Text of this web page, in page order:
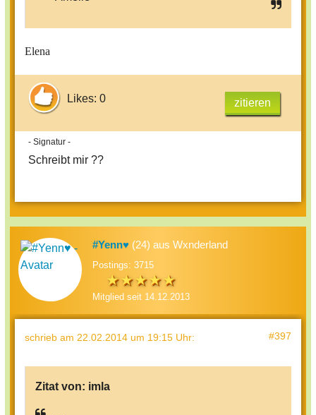
Elena
Likes: 0 zitieren
- Signatur -
Schreibt mir ??
#Yenn♥ (24) aus Wxnderland
Postings: 3715
Mitglied seit 14.12.2013
schrieb am 22.02.2014 um 19:15 Uhr: #397
Zitat von: imla